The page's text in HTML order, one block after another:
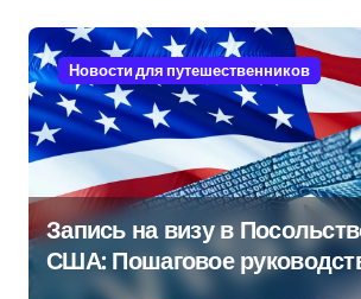
Новости для путешественников
Запись на визу в
США: Пошаговое